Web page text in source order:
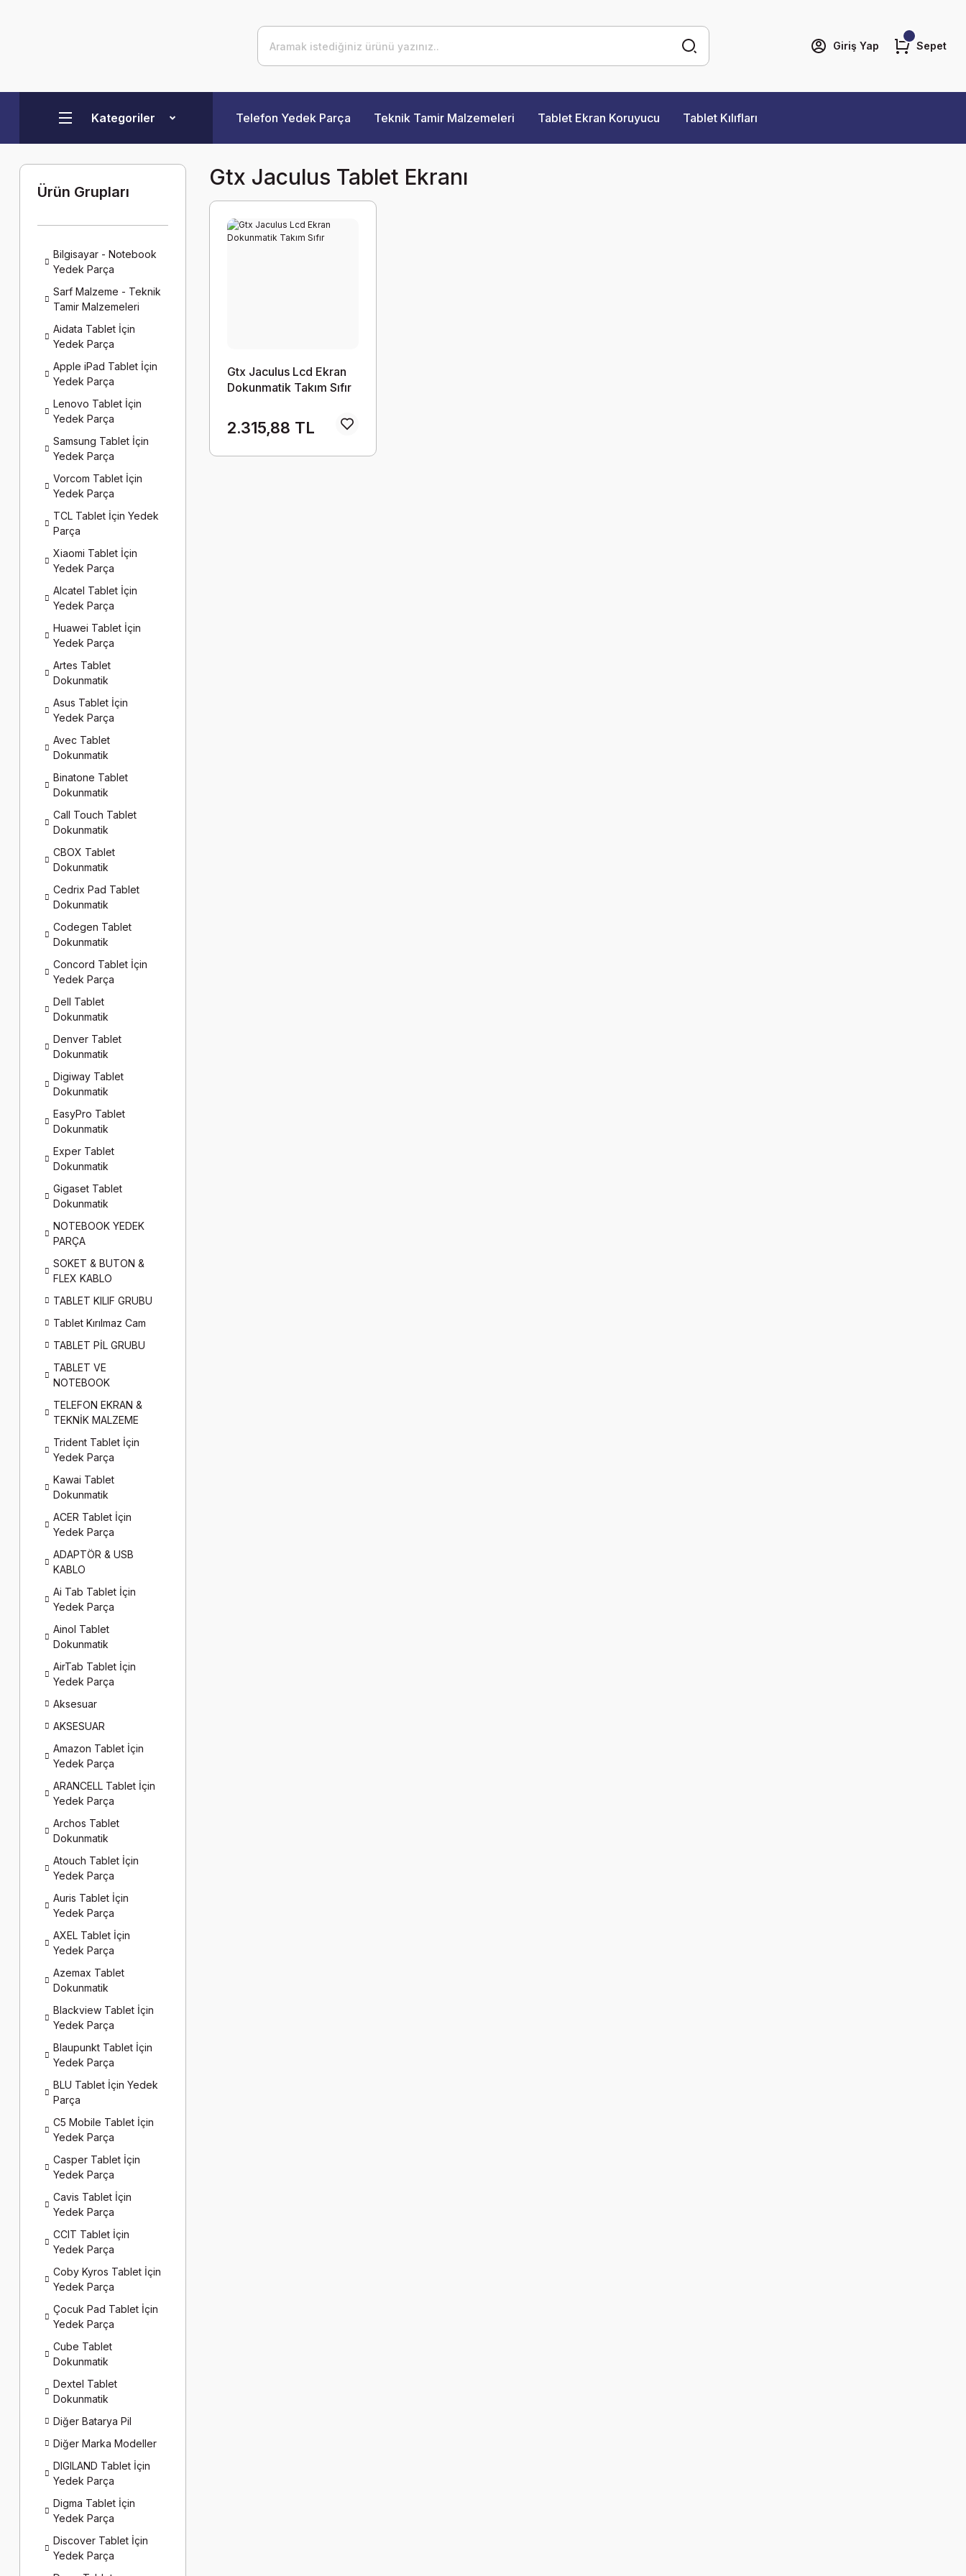
Giriş Yap Sepet
Kategoriler Telefon Yedek Parça Teknik Tamir Malzemeleri Tablet Ekran Koruyucu Tablet Kılıfları
Ürün Grupları
Bilgisayar - Notebook
Yedek Parça
Sarf Malzeme - Teknik
Tamir Malzemeleri
Aidata Tablet İçin
Yedek Parça
Apple iPad Tablet İçin
Yedek Parça
Lenovo Tablet İçin
Yedek Parça
Samsung Tablet İçin
Yedek Parça
Vorcom Tablet İçin
Yedek Parça
TCL Tablet İçin Yedek
Parça
Xiaomi Tablet İçin
Yedek Parça
Alcatel Tablet İçin
Yedek Parça
Huawei Tablet İçin
Yedek Parça
Artes Tablet
Dokunmatik
Asus Tablet İçin
Yedek Parça
Avec Tablet
Dokunmatik
Binatone Tablet
Dokunmatik
Call Touch Tablet
Dokunmatik
CBOX Tablet
Dokunmatik
Cedrix Pad Tablet
Dokunmatik
Codegen Tablet
Dokunmatik
Concord Tablet İçin
Yedek Parça
Dell Tablet
Dokunmatik
Denver Tablet
Dokunmatik
Digiway Tablet
Dokunmatik
EasyPro Tablet
Dokunmatik
Exper Tablet
Dokunmatik
Gigaset Tablet
Dokunmatik
NOTEBOOK YEDEK
PARÇA
SOKET & BUTON &
FLEX KABLO
TABLET KILIF GRUBU
Tablet Kırılmaz Cam
TABLET PİL GRUBU
TABLET VE
NOTEBOOK
TELEFON EKRAN &
TEKNİK MALZEME
Trident Tablet İçin
Yedek Parça
Kawai Tablet
Dokunmatik
ACER Tablet İçin
Yedek Parça
ADAPTÖR & USB
KABLO
Ai Tab Tablet İçin
Yedek Parça
Ainol Tablet
Dokunmatik
AirTab Tablet İçin
Yedek Parça
Aksesuar
AKSESUAR
Amazon Tablet İçin
Yedek Parça
ARANCELL Tablet İçin
Yedek Parça
Archos Tablet
Dokunmatik
Atouch Tablet İçin
Yedek Parça
Auris Tablet İçin
Yedek Parça
AXEL Tablet İçin
Yedek Parça
Azemax Tablet
Dokunmatik
Blackview Tablet İçin
Yedek Parça
Blaupunkt Tablet İçin
Yedek Parça
BLU Tablet İçin Yedek
Parça
C5 Mobile Tablet İçin
Yedek Parça
Casper Tablet İçin
Yedek Parça
Cavis Tablet İçin
Yedek Parça
CCIT Tablet İçin
Yedek Parça
Coby Kyros Tablet İçin
Yedek Parça
Çocuk Pad Tablet İçin
Yedek Parça
Cube Tablet
Dokunmatik
Dextel Tablet
Dokunmatik
Diğer Batarya Pil
Diğer Marka Modeller
DIGILAND Tablet İçin
Yedek Parça
Digma Tablet İçin
Yedek Parça
Discover Tablet İçin
Yedek Parça
Gtx Jaculus Tablet Ekranı
Gtx Jaculus Lcd Ekran
Dokunmatik Takım Sıfır
2.315,88 TL